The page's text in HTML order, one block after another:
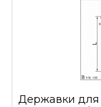
Державки для